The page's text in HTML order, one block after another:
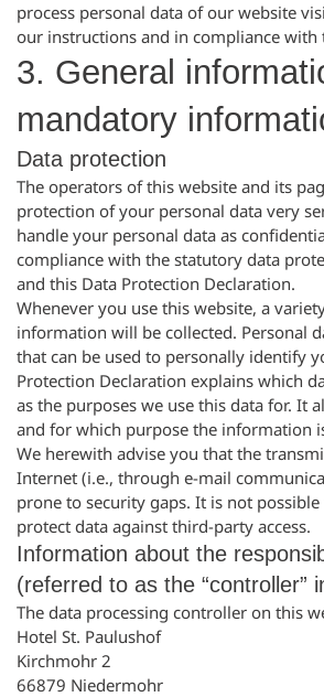
process personal data of our website
our instructions and in compliance with
3. General
mandatory
Data protection
The operators of this website and its
protection of your personal data very
handle your personal data as
compliance with the statutory data
and this Data Protection Declaration.
Whenever you use this website, a
information will be collected. Personal
that can be used to personally identify
Protection Declaration explains which
as the purposes we use this data for. It
and for which purpose the information
We herewith advise you that the
Internet (i.e., through e-mail
prone to security gaps. It is not
protect data against third-party access.
Information about the
(referred to as the “controller”
The data processing controller on this
Hotel St. Paulushof
Kirchmohr 2
66879 Niedermohr